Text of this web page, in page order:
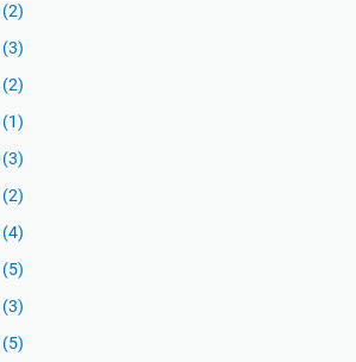
(2)
(3)
(2)
(1)
(3)
(2)
(4)
(5)
(3)
(5)